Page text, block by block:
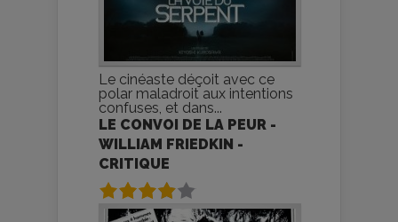
Le cinéaste déçoit avec ce
polar maladroit aux intentions
confuses, et dans...
LE CONVOI DE LA PEUR -
WILLIAM FRIEDKIN -
CRITIQUE